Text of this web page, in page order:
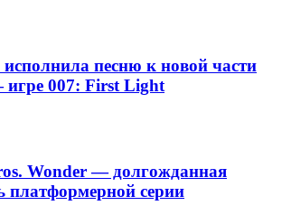
песню к новой части
007: First Light
Wonder — долгожданная
платформерной серии